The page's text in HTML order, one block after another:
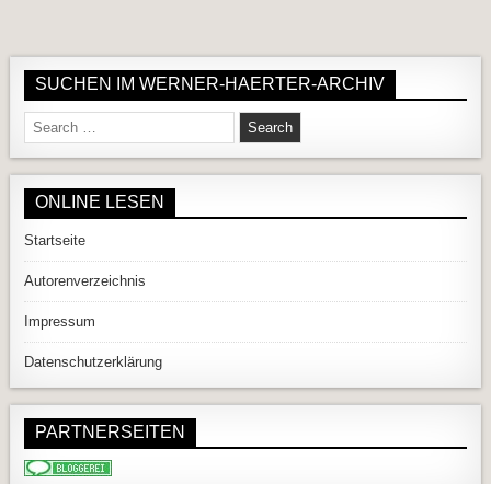
SUCHEN IM WERNER-HAERTER-ARCHIV
Search for:
ONLINE LESEN
Startseite
Autorenverzeichnis
Impressum
Datenschutzerklärung
PARTNERSEITEN